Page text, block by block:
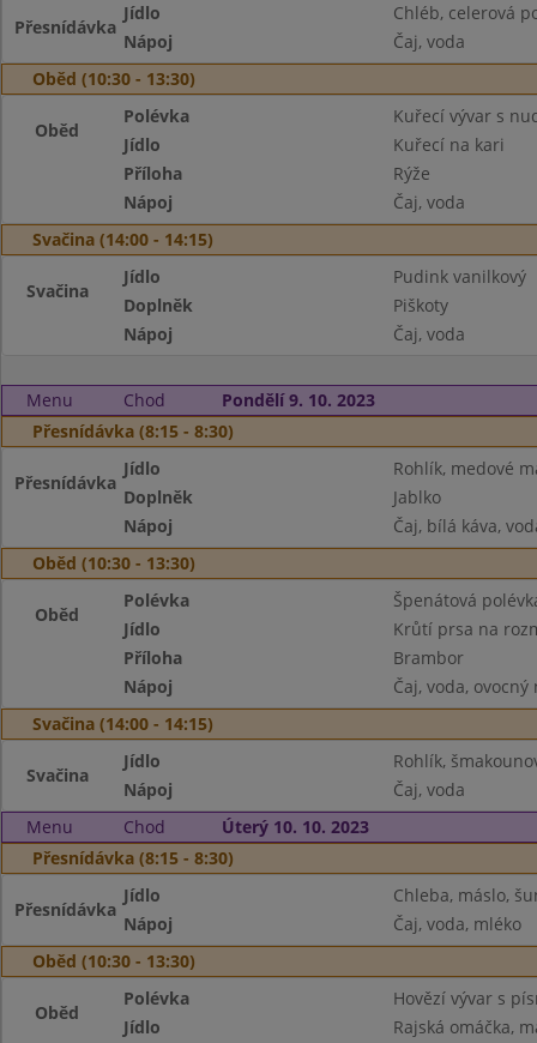
Přesnídávka
Jídlo
Chléb, celerová
Nápoj
Čaj, voda
Oběd (10:30 - 13:30)
Oběd
Polévka
Kuřecí vývar s
Jídlo
Kuřecí na kari
Příloha
Rýže
Nápoj
Čaj, voda
Svačina (14:00 - 14:15)
Svačina
Jídlo
Pudink vanilkový
Doplněk
Piškoty
Nápoj
Čaj, voda
Menu Chod
Pondělí 9. 10. 2023
Přesnídávka (8:15 - 8:30)
Přesnídávka
Jídlo
Rohlík, medové
Doplněk
Jablko
Nápoj
Čaj, bílá káva,
Oběd (10:30 - 13:30)
Oběd
Polévka
Špenátová
Jídlo
Krůtí prsa na
Příloha
Brambor
Nápoj
Čaj, voda, ovocný
Svačina (14:00 - 14:15)
Svačina
Jídlo
Rohlík,
Nápoj
Čaj, voda
Menu
Chod
Úterý 10. 10. 2023
Přesnídávka (8:15 - 8:30)
Přesnídávka
Jídlo
Chleba, máslo,
Nápoj
Čaj, voda, mléko
Oběd (10:30 - 13:30)
Oběd
Polévka
Hovězí vývar s
Jídlo
Rajská omáčka,